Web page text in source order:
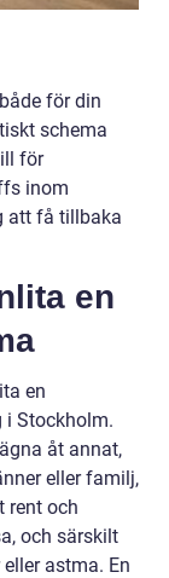
för din
schema
för
inom
att få tillbaka
en
en
i Stockholm.
åt annat,
eller familj,
rent och
och särskilt
astma. En